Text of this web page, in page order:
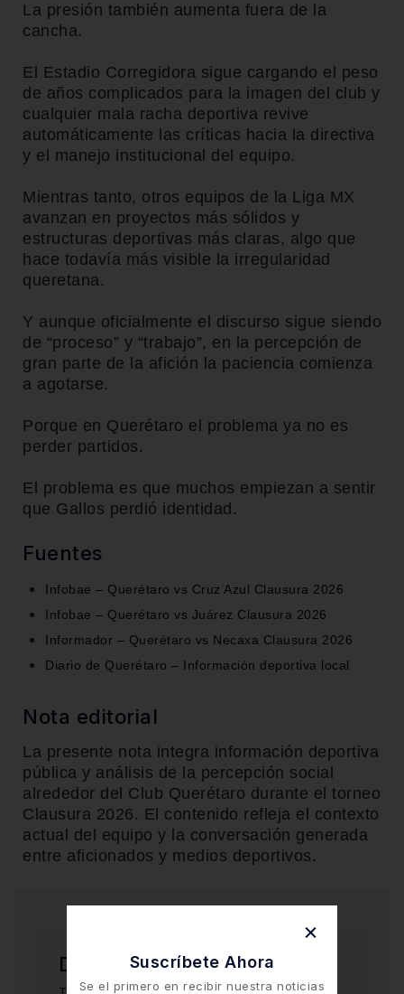
La presión también aumenta fuera de la
cancha.
El Estadio Corregidora sigue cargando el peso
de años complicados para la imagen del club y
cualquier mala racha deportiva revive
automáticamente las críticas hacia la directiva
y el manejo institucional del equipo.
Mientras tanto, otros equipos de la Liga MX
avanzan en proyectos más sólidos y
estructuras deportivas más claras, algo que
hace todavía más visible la irregularidad
queretana.
Y aunque oficialmente el discurso sigue siendo
de “proceso” y “trabajo”, en la percepción de
gran parte de la afición la paciencia comienza
a agotarse.
Porque en Querétaro el problema ya no es
perder partidos.
El problema es que muchos empiezan a sentir
que Gallos perdió identidad.
Fuentes
Infobae – Querétaro vs Cruz Azul Clausura 2026
Infobae – Querétaro vs Juárez Clausura 2026
Informador – Querétaro vs Necaxa Clausura 2026
Diario de Querétaro – Información deportiva local
Nota editorial
La presente nota integra información deportiva
pública y análisis de la percepción social
alrededor del Club Querétaro durante el torneo
Clausura 2026. El contenido refleja el contexto
actual del equipo y la conversación generada
entre aficionados y medios deportivos.
Deja una respuesta
Suscríbete Ahora
Se el primero en recibir nuestra noticias